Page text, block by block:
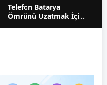
Telefon Batarya
Ömrünü Uzatmak İçin